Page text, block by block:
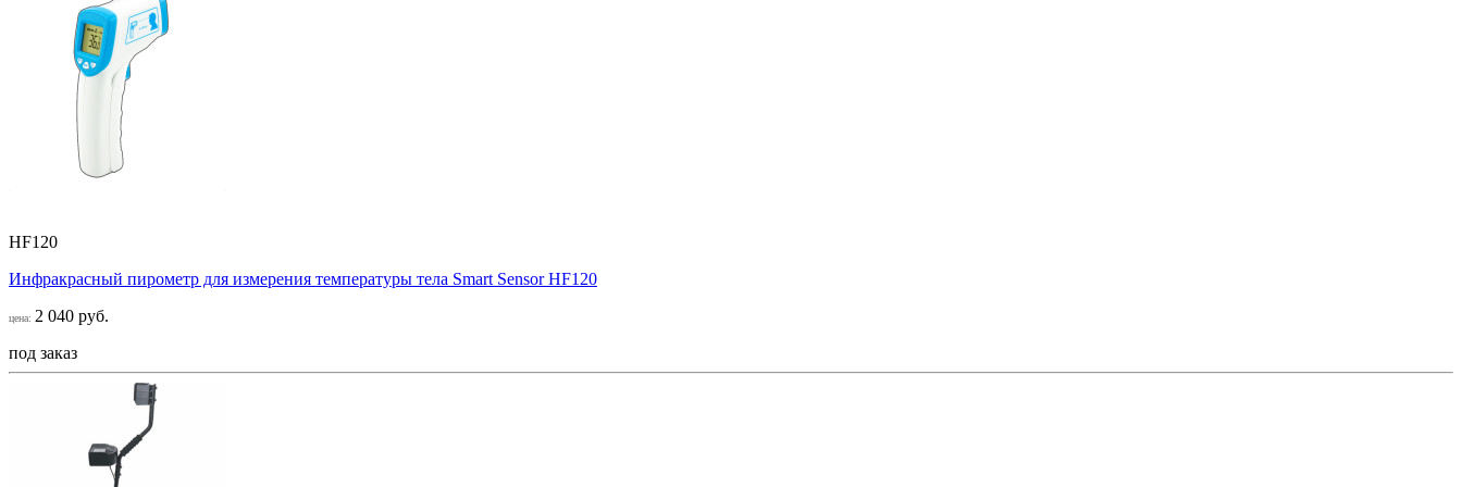
HF120
Инфракрасный пирометр для измерения температуры тела Smart Sensor НF120
цена: 2 040 руб.
под заказ